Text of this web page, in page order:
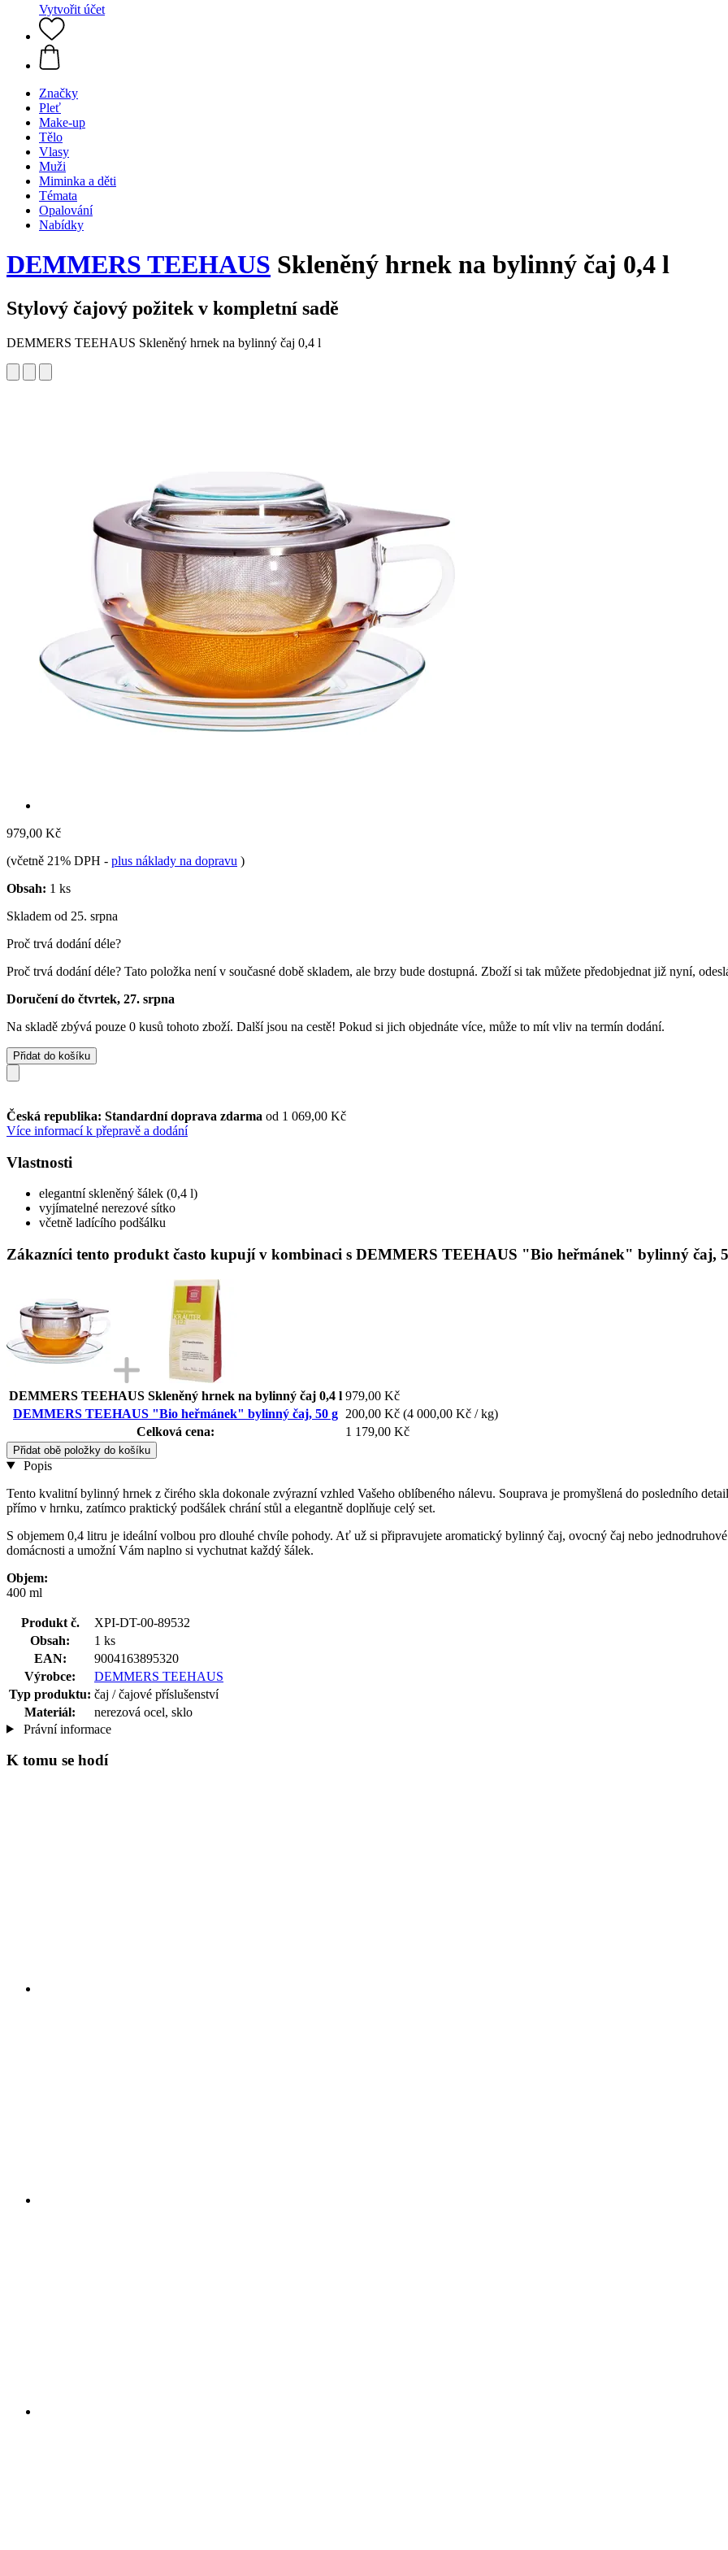
Vytvořit účet
Značky
Pleť
Make-up
Tělo
Vlasy
Muži
Miminka a děti
Témata
Opalování
Nabídky
DEMMERS TEEHAUS Skleněný hrnek na bylinný čaj 0,4 l
Stylový čajový požitek v kompletní sadě
DEMMERS TEEHAUS Skleněný hrnek na bylinný čaj 0,4 l
979,00 Kč
(včetně 21% DPH - plus náklady na dopravu )
Obsah: 1 ks
Skladem od 25. srpna
Proč trvá dodání déle?
Proč trvá dodání déle? Tato položka není v současné době skladem, ale brzy bude dostupná. Zboží si tak můžete předobjednat již nyní,
Doručení do čtvrtek, 27. srpna
Na skladě zbývá pouze 0 kusů tohoto zboží. Další jsou na cestě! Pokud si jich objednáte více, může to mít vliv na termín dodání.
Přidat do košíku
Česká republika: Standardní doprava zdarma od 1 069,00 Kč
Více informací k přepravě a dodání
Vlastnosti
elegantní skleněný šálek (0,4 l)
vyjímatelné nerezové sítko
včetně ladícího podšálku
Zákazníci tento produkt často kupují v kombinaci s DEMMERS TEEHAUS "Bio heřmánek" bylinný čaj,
DEMMERS TEEHAUS Skleněný hrnek na bylinný čaj 0,4 l 979,00 Kč
DEMMERS TEEHAUS "Bio heřmánek" bylinný čaj, 50 g 200,00 Kč (4 000,00 Kč / kg)
Celková cena:
1 179,00 Kč
Přidat obě položky do košíku
Popis
Tento kvalitní bylinný hrnek z čirého skla dokonale zvýrazní vzhled Vašeho oblíbeného nálevu. Souprava je promyšlená do posledního
přímo v hrnku, zatímco praktický podšálek chrání stůl a elegantně doplňuje celý set.
S objemem 0,4 litru je ideální volbou pro dlouhé chvíle pohody. Ať už si připravujete aromatický bylinný čaj, ovocný čaj nebo
domácnosti a umožní Vám naplno si vychutnat každý šálek.
Objem:
400 ml
Produkt č.
XPI-DT-00-89532
Obsah:
1 ks
EAN:
9004163895320
Výrobce:
DEMMERS TEEHAUS
Typ produktu: čaj / čajové příslušenství
Materiál:
nerezová ocel, sklo
Právní informace
K tomu se hodí